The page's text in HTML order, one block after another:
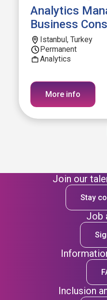
Analytics
Business
Istanbul, Turkey
Permanent
Analytics
More info
Join our
Stay
Job
Inclusion